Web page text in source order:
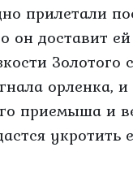
прилетали
он доставит
орленка,
приемыша и
укротить